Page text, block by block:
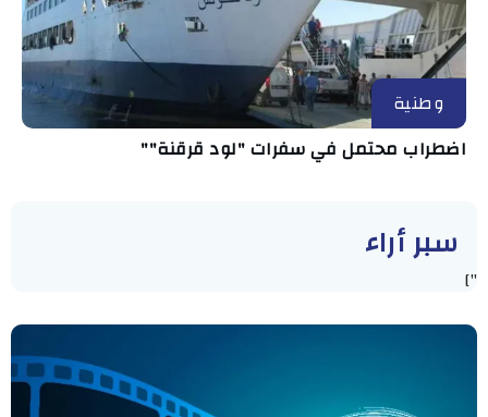
وطنية
اضطراب محتمل في سفرات "لود قرقنة""
سبر أراء
"]